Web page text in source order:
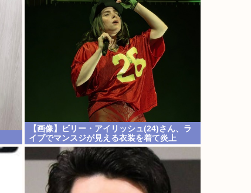
【画像】ビリー・アイリッシュ(24)さん、ラ
イブでマンスジが見える衣装を着て炎上